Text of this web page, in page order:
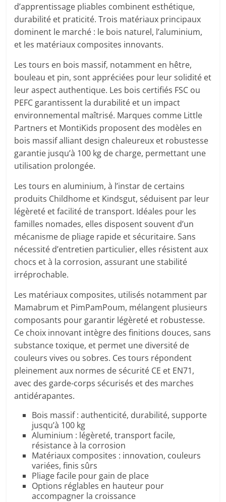
d’apprentissage pliables combinent esthétique,
durabilité et praticité. Trois matériaux principaux
dominent le marché : le bois naturel, l’aluminium,
et les matériaux composites innovants.
Les tours en bois massif, notamment en hêtre,
bouleau et pin, sont appréciées pour leur solidité et
leur aspect authentique. Les bois certifiés FSC ou
PEFC garantissent la durabilité et un impact
environnemental maîtrisé. Marques comme Little
Partners et MontiKids proposent des modèles en
bois massif alliant design chaleureux et robustesse
garantie jusqu’à 100 kg de charge, permettant une
utilisation prolongée.
Les tours en aluminium, à l’instar de certains
produits Childhome et Kindsgut, séduisent par leur
légèreté et facilité de transport. Idéales pour les
familles nomades, elles disposent souvent d’un
mécanisme de pliage rapide et sécuritaire. Sans
nécessité d’entretien particulier, elles résistent aux
chocs et à la corrosion, assurant une stabilité
irréprochable.
Les matériaux composites, utilisés notamment par
Mamabrum et PimPamPoum, mélangent plusieurs
composants pour garantir légèreté et robustesse.
Ce choix innovant intègre des finitions douces, sans
substance toxique, et permet une diversité de
couleurs vives ou sobres. Ces tours répondent
pleinement aux normes de sécurité CE et EN71,
avec des garde-corps sécurisés et des marches
antidérapantes.
Bois massif : authenticité, durabilité, supporte
jusqu’à 100 kg
Aluminium : légèreté, transport facile,
résistance à la corrosion
Matériaux composites : innovation, couleurs
variées, finis sûrs
Pliage facile pour gain de place
Options réglables en hauteur pour
accompagner la croissance